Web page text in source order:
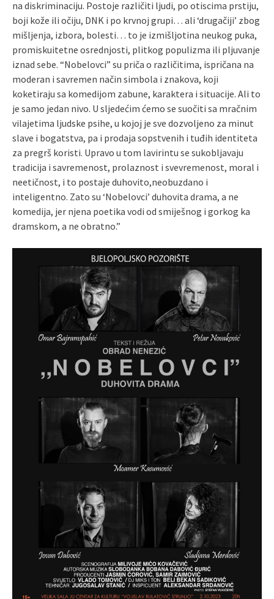
na diskriminaciju. Postoje različiti ljudi, po otiscima prstiju,
boji kože ili očiju, DNK i po krvnoj grupi… ali ‘drugačiji’ zbog
mišljenja, izbora, bolesti… to je izmišljotina neukog puka,
promiskuitetne osrednjosti, plitkog populizma ili pljuvanje
iznad sebe. “Nobelovci” su priča o različitima, ispričana na
moderan i savremen način simbola i znakova, koji
koketiraju sa komedijom zabune, karaktera i situacije. Ali to
je samo jedan nivo. U sljedećim ćemo se suočiti sa mračnim
vilajetima ljudske psihe, u kojoj je sve dozvoljeno za minut
slave i bogatstva, pa i prodaja sopstvenih i tuđih identiteta
za pregrš koristi. Upravo u tom lavirintu se sukobljavaju
tradicija i savremenost, prolaznost i svevremenost, moral i
neetičnost, i to postaje duhovito,neobuzdano i
inteligentno. Zato su ‘Nobelovci’ duhovita drama, a ne
komedija, jer njena poetika vodi od smiješnog i gorkog ka
dramskom, a ne obratno.”